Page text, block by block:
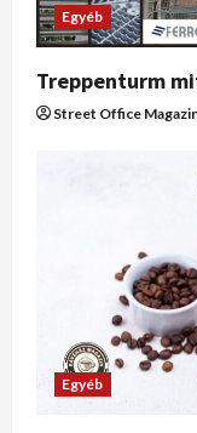
Egyéb
Treppenturm
Street Office
Egyéb